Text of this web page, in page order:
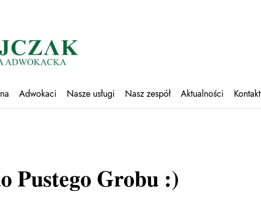
Adwokaci Nasze usługi Nasz zespół Aktualności Kontakt
Pustego Grobu :)